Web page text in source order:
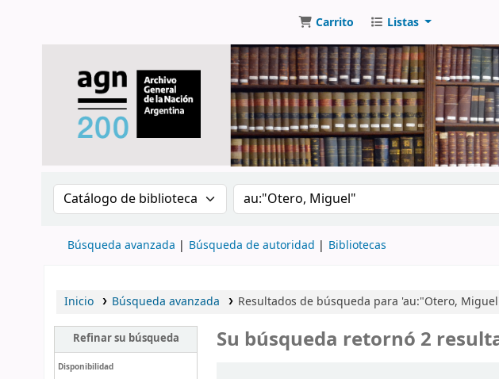
Carrito Listas
Buscar en el catálogo por: Buscar en el catálogo
Búsqueda avanzada Búsqueda de autoridad Bibliotecas
Inicio Búsqueda avanzada Resultados de búsqueda para 'au:"Otero,
Refinar su búsqueda
Disponibilidad
Su búsqueda retornó 2